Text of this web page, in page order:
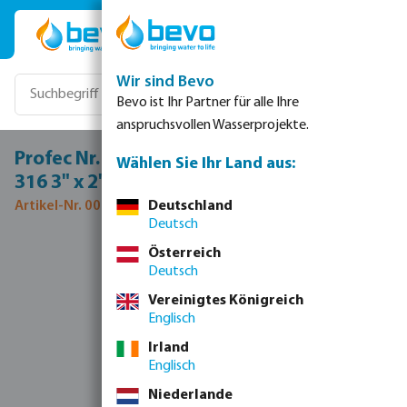
Zum Hauptinhalt springen
Profec Nr. 245 Reduziernippel Edelstahl
316 3" x 2" Außengewinde 16bar
Artikel-Nr. 0080136
Bildergalerie überspringen
Wir sind Bevo
Bevo ist Ihr Partner für alle Ihre
anspruchsvollen Wasserprojekte.
Wählen Sie Ihr Land aus:
Deutschland
Deutsch
Österreich
Deutsch
Vereinigtes Königreich
Englisch
Irland
Englisch
Niederlande